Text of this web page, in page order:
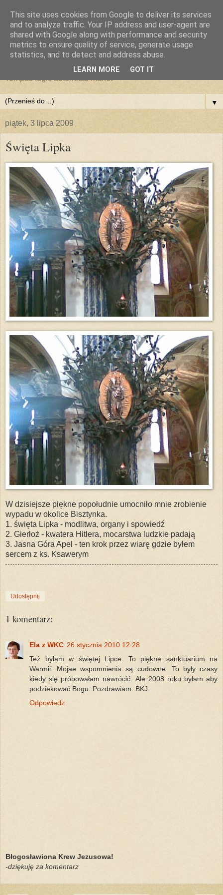
Tempus fugit, aeternitas manet
▼
piątek, 3 lipca 2009
Święta Lipka
W dzisiejsze piękne popołudnie umocniło mnie zrobienie
wypadu w okolice Bisztynka.
1. święta Lipka - modlitwa, organy i spowiedź
2. Gierłoż - kwatera Hitlera, mocarstwa ludzkie padają
3. Jasna Góra Apel - ten krok przez wiarę gdzie byłem
sercem z ks. Ksawerym
Udostępnij
1 komentarz:
Ela z WKC 26 stycznia 2010 12:28
Też byłam w świętej Lipce. To piękne sanktuarium na
Warmii. Mojae wspomnienia są cudowne. To były czasy
kiedy się próbowałam nawrócić. Ale 2008 roku byłam aby
podziekować Bogu. Pozdrawiam. BKJ.
Odpowiedz
Błogosławiona Krew Jezusowa!
-dziękuję za komentarz
This site uses cookies from Google to deliver its services
and to analyze traffic. Your IP address and user-agent are
shared with Google along with performance and security
metrics to ensure quality of service, generate usage
statistics, and to detect and address abuse.
LEARN MORE GOT IT